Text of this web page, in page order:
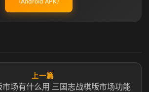
上一篇
市场有什么用 三国志战棋版市场功能